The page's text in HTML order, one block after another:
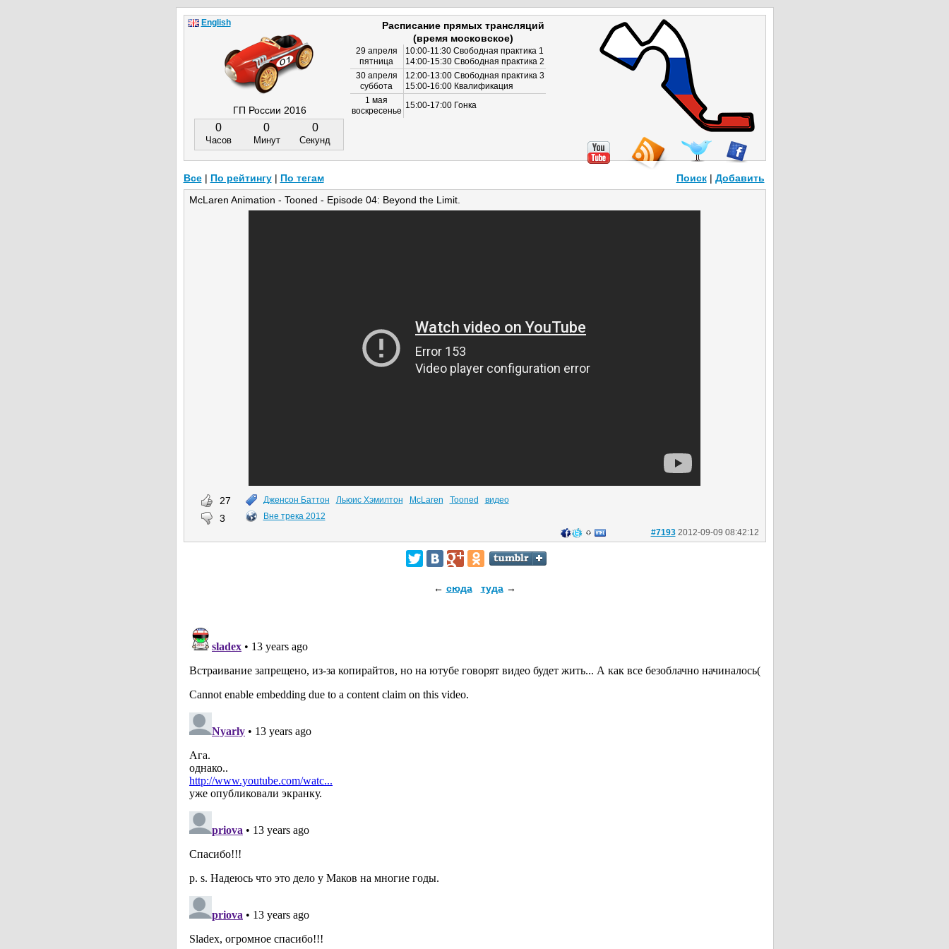
McLaren Animation - Tooned - Episode 04: Beyond the Limit.
27
3
Дженсон Баттон Льюис Хэмилтон McLaren Tooned
видео
Вне трека 2012
#7193 2012-09-09 08:42:12
← сюда туда→
ГП России 2016
0
Часов
0
Минут
0
Секунд
Расписание прямых трансляций
(время московское)
29 апреля
пятница
10:00-11:30 Свободная практика 1
14:00-15:30 Свободная практика 2
30 апреля
суббота
12:00-13:00 Свободная практика 3
15:00-16:00 Квалификация
1 мая
воскресенье
15:00-17:00 Гонка
English
Все| По рейтингу| По тегам Добавить
Поиск|